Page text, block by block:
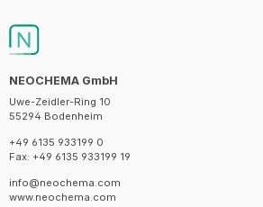
NEOCHEMA GmbH
Uwe-Zeidler-Ring 10
55294 Bodenheim
+49 6135 933199 0
Fax: +49 6135 933199 19
info@neochema.com
www.neochema.com